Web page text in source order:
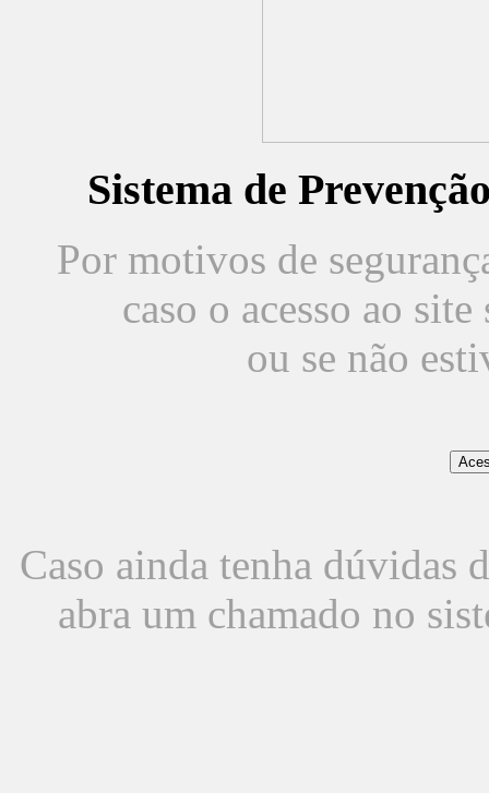
Sistema de
Por motivos de
caso o acesso ao
ou se não
Caso ainda tenha dúvidas
abra um chamado no